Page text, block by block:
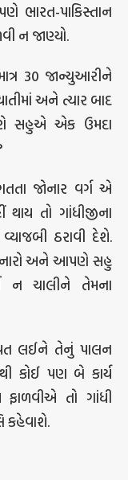
ભારત-પાકિસ્તાન
ન જાણ્યો.
30 જાન્યુઆરીને
અને ત્યાર બાદ
સહુએ એક ઉમદા
જોનાર વર્ગ એ
થાય તો ગાંધીજીના
ઠરાવી દેશે.
અને આપણે સહુ
ન ચાલીને તેમના
વ્રત લઈને તેનું પાલન
કોઈ પણ બે કાર્ય
ફાળવીએ તો ગાંધી
કહેવાશે.